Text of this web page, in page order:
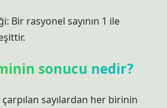
Bir rasyonel sayının 1 ile
sonucu nedir?
sayılardan her birinin